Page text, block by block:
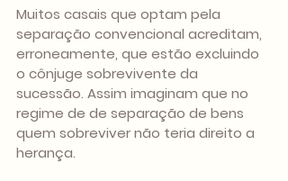
Muitos casais que optam pela
separação convencional acreditam,
erroneamente, que estão excluindo
o cônjuge sobrevivente da
sucessão. Assim imaginam que no
regime de de separação de bens
quem sobreviver não teria direito a
herança.